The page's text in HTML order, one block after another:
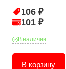
106 ₽
101 ₽
В наличии
В корзину